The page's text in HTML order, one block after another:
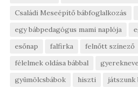
Családi Meseépítő bábfoglalkozás
egy bábpedagógus mami naplója
esőnap
falfirka
felnőtt színező
félelmek oldása bábbal
gyümölcsbábok
hiszti
játszunk